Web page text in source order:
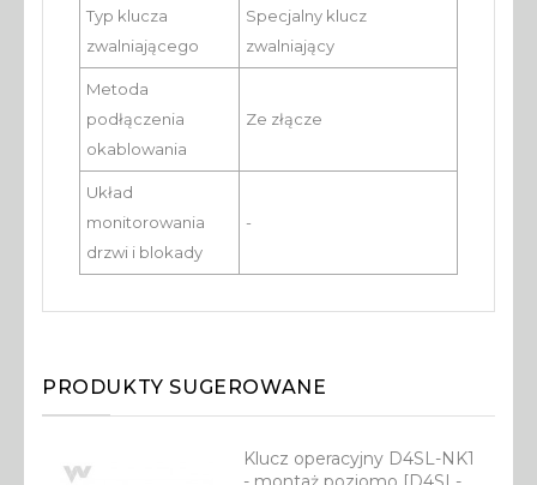
Typ klucza
zwalniającego
Specjalny klucz
zwalniający
Metoda
podłączenia
okablowania
Ze złącze
Układ
monitorowania
drzwi i blokady
-
PRODUKTY SUGEROWANE
Klucz operacyjny D4SL-NK1